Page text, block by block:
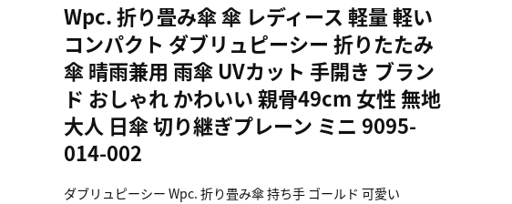
Wpc. 折り畳み傘 傘 レディース 軽量 軽い
コンパクト ダブリュピーシー 折りたたみ
傘 晴雨兼用 雨傘 UVカット 手開き ブラン
ド おしゃれ かわいい 親骨49cm 女性 無地
大人 日傘 切り継ぎプレーン ミニ 9095-
014-002
ダブリュピーシー Wpc. 折り畳み傘 持ち手 ゴールド 可愛い